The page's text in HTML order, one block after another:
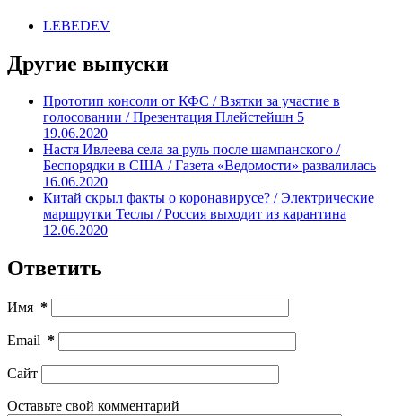
LEBEDEV
Другие выпуски
Прототип консоли от КФС / Взятки за участие в
голосовании / Презентация Плейстейшн 5
19.06.2020
Настя Ивлеева села за руль после шампанского /
Беспорядки в США / Газета «Ведомости» развалилась
16.06.2020
Китай скрыл факты о коронавирусе? / Электрические
маршрутки Теслы / Россия выходит из карантина
12.06.2020
Ответить
Имя *
Email *
Сайт
Оставьте свой комментарий